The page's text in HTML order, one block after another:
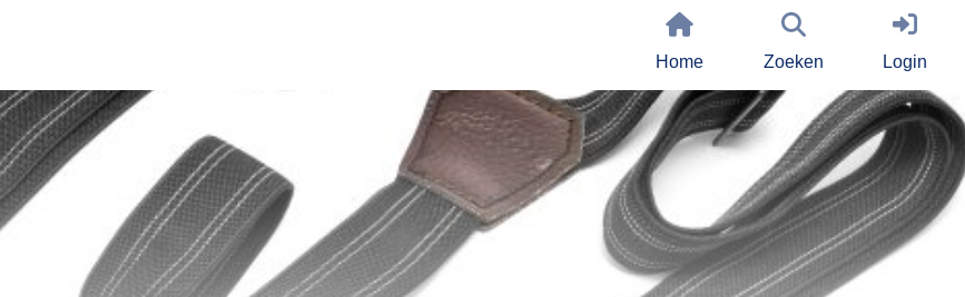
Home Zoeken Login